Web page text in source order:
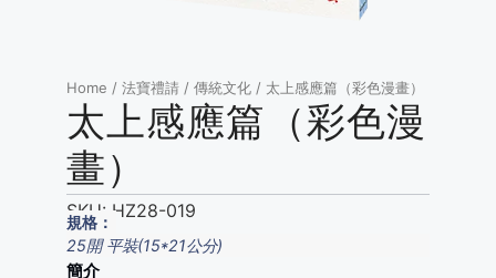
Home / 法寶禮請 / 傳統文化 / 太上感應篇（彩色漫畫）
太上感應篇（彩色漫
畫）
SKU: HZ28-019
規格：
25開 平裝(15*21公分)
簡介